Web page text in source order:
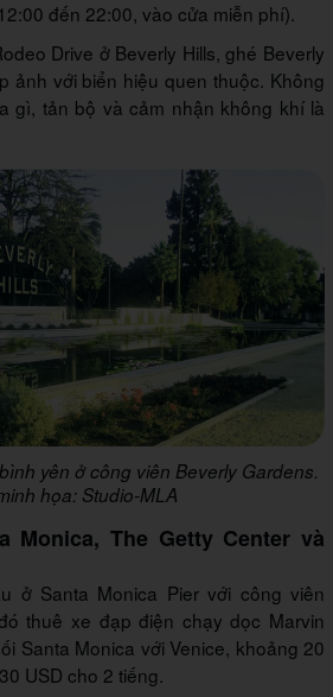
đến 22:00, vào cửa miễn phí).
Drive ở Beverly Hills, ghé Beverly
ảnh với biển hiệu quen thuộc. Không
gì, tản bộ và cảm nhận không khí là
yên ở công viên Beverly Gardens.
họa: Studio-MLA
Monica, The Getty Center và
ở Santa Monica Pier với công viên
thuê xe đạp điện chạy dọc Marvin
Santa Monica với Venice, khoảng 20
USD cho 2 tiếng.